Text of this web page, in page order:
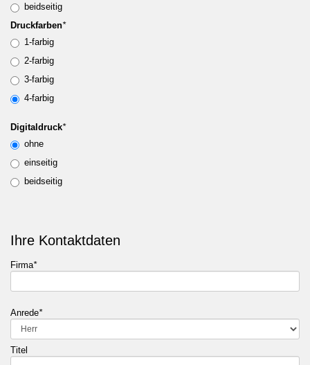
beidseitig
Druckfarben*
1-farbig
2-farbig
3-farbig
4-farbig
Digitaldruck*
ohne
einseitig
beidseitig
Ihre Kontaktdaten
Firma*
Anrede*
Titel